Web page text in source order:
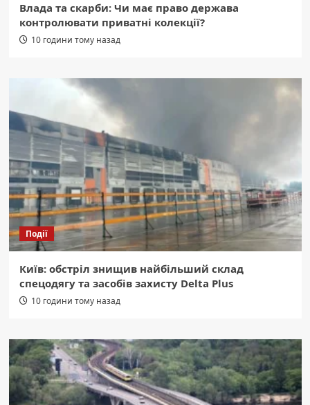
Влада та скарби: Чи має право держава
контролювати приватні колекції?
10 години тому назад
Події
Київ: обстріл знищив найбільший склад
спецодягу та засобів захисту Delta Plus
10 години тому назад